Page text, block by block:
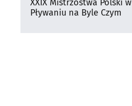
XXIX Mistrzostwa Polski w
Pływaniu na Byle Czym